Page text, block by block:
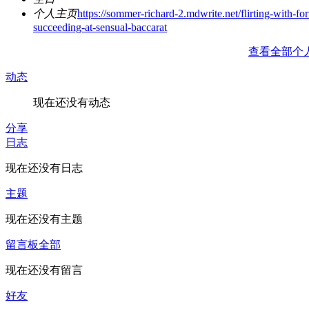
个人主页https://sommer-richard-2.mdwrite.net/flirting-with-
succeeding-at-sensual-baccarat
查看全部个
动态
现在还没有动态
分享
日志
现在还没有日志
主题
现在还没有主题
留言板全部
现在还没有留言
好友